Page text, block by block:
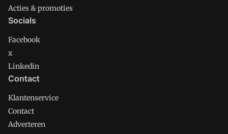
Acties & promoties
Socials
Facebook
x
Linkedin
Contact
Klantenservice
Contact
Adverteren